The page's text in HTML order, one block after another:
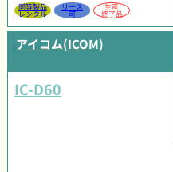
同等製品
レンタル
リース
可
生産
終了品
アイコム(ICOM)
IC-D60